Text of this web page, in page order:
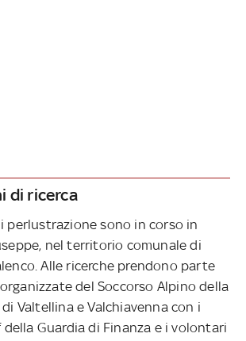
di ricerca
perlustrazione sono in corso in
nel territorio comunale di
Alle ricerche prendono parte
del Soccorso Alpino della
Valtellina e Valchiavenna con i
Guardia di Finanza e i volontari